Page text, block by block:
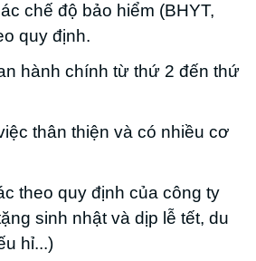
chế độ bảo hiểm (BHYT,
quy định.
hành chính từ thứ 2 đến thứ
thân thiện và có nhiều cơ
theo quy định của công ty
sinh nhật và dịp lễ tết, du
hỉ...)